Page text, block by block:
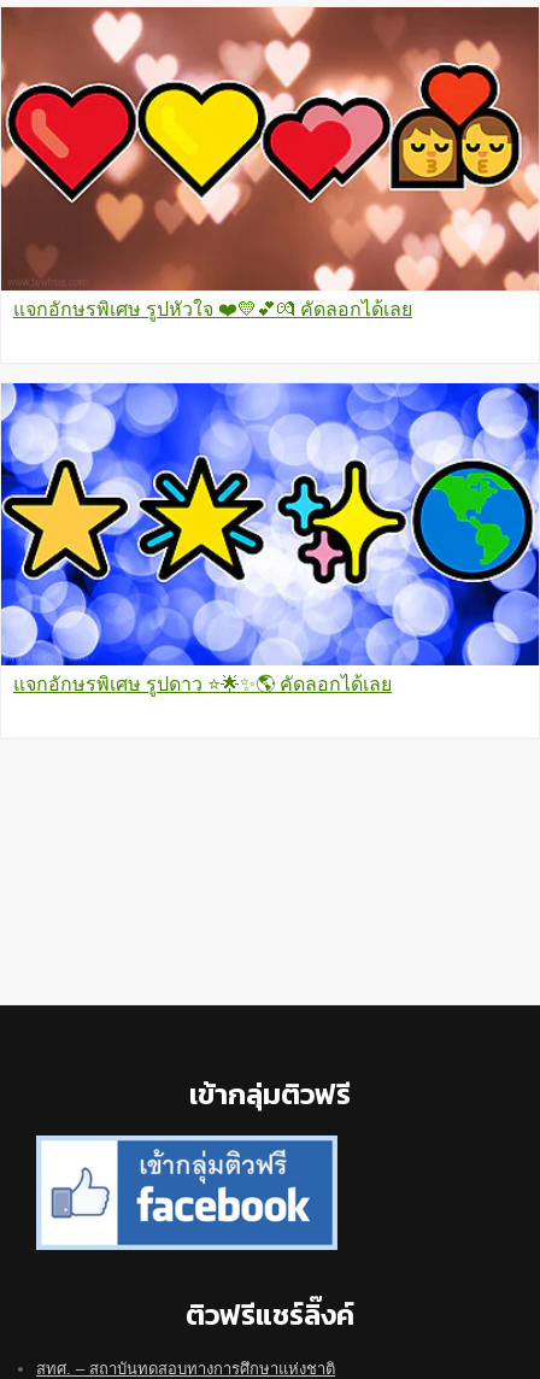
แจกอักษรพิเศษ รูปหัวใจ ❤️️💛💕💏 คัดลอกได้เลย
แจกอักษรพิเศษ รูปดาว ⭐🌟✨🌎 คัดลอกได้เลย
เข้ากลุ่มติวฟรี
ติวฟรีแชร์ลิ๊งค์
สทศ. – สถาบันทดสอบทางการศึกษาแห่งชาติ